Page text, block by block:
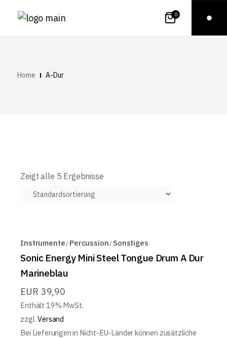
0
Home A-Dur
Zeigt alle 5 Ergebnisse
Instrumente Percussion Sonstiges
Sonic Energy Mini Steel Tongue Drum A Dur
Marineblau
EUR 39,90
Enthält 19% MwSt.
zzgl.Versand
Bei Lieferungen in Nicht-EU-Länder können zusätzliche